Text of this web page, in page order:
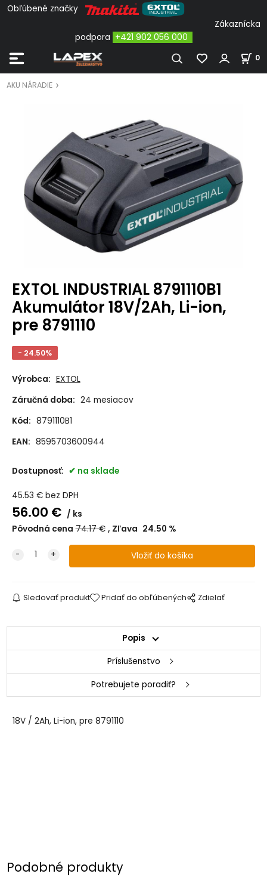
Obľúbené značky
Zákaznícka
podpora +421 902 056 000
0
AKU NÁRADIE
EXTOL INDUSTRIAL 8791110B1
Akumulátor 18V/2Ah, Li-ion,
pre 8791110
- 24.50%
Výrobca: EXTOL
Záručná doba: 24 mesiacov
Kód: 8791110B1
EAN: 8595703600944
Dostupnosť: na sklade
45.53 € bez DPH
56.00 €
ks
Pôvodná cena 74.17€ Zľava 24.50 %
Sledovať produkt Pridať do obľúbených Zdielať
Popis
Príslušenstvo
Potrebujete poradiť?
18V / 2Ah, Li-ion, pre 8791110
Podobné produkty